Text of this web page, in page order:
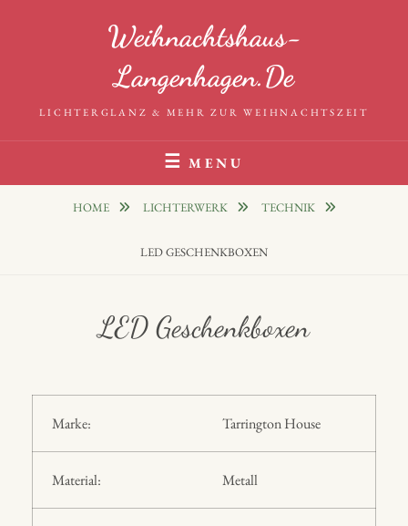
Weihnachtshaus-
Langenhagen.de
LICHTERGLANZ & MEHR ZUR WEIHNACHTSZEIT
MENU
HOME LICHTERWERK TECHNIK
LED GESCHENKBOXEN
LED Geschenkboxen
Marke: Tarrington House
Material: Metall